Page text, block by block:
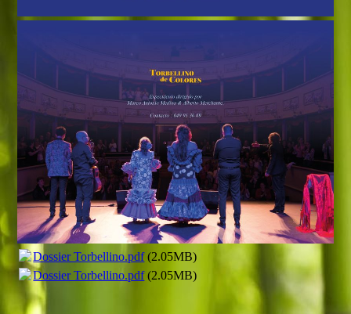
Dossier Torbellino.pdf(2.05MB)
Dossier Torbellino.pdf(2.05MB)